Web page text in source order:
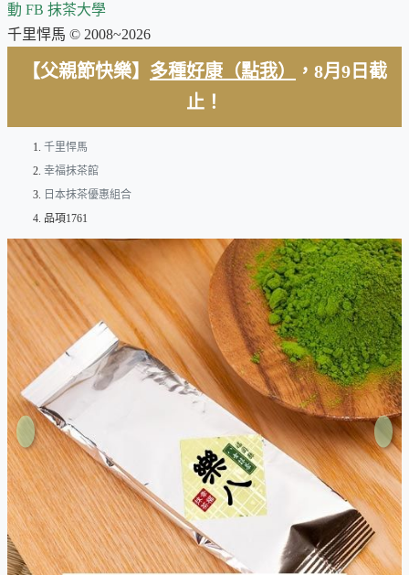
動 FB 抹茶大學
千里悍馬 © 2008~2026
【父親節快樂】 多種好康（點我）
，8月9日截
止！
千里悍馬
幸福抹茶館
日本抹茶優惠組合
品項1761